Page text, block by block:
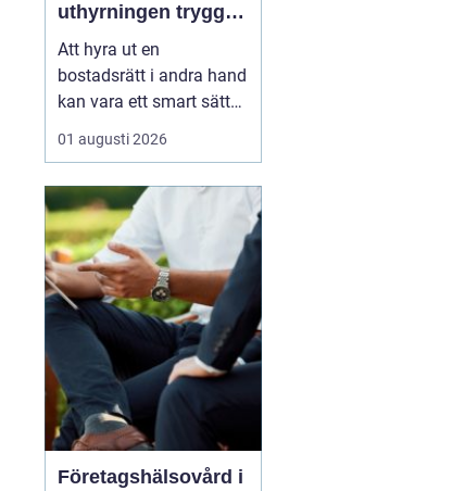
uthyrningen trygg,
laglig och lönsam
Att hyra ut en
bostadsrätt i andra hand
kan vara ett smart sätt
att täcka kostnader eller
behålla boendet under
stad. Samtidigt upplever
många att regler,
tillstånd, hyresnivå och
försäkringar känns
krångliga. Med rätt
kunskap gå...
01 augusti 2026
Företagshälsovård i